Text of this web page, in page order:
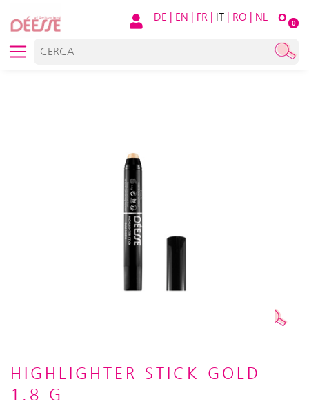
O 0
DE | EN | FR | IT | RO | NL
HIGHLIGHTER STICK GOLD
1.8 G